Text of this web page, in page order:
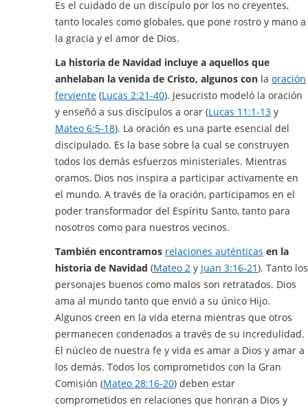
Es el cuidado de un discípulo por los no creyentes,
tanto locales como globales, que pone rostro y mano a
la gracia y el amor de Dios.
La historia de Navidad incluye a aquellos que
anhelaban la venida de Cristo, algunos con la oración
ferviente (Lucas 2:21-40). Jesucristo modeló la oración
y enseñó a sus discípulos a orar (Lucas 11:1-13 y
Mateo 6:5-18). La oración es una parte esencial del
discipulado. Es la base sobre la cual se construyen
todos los demás esfuerzos ministeriales. Mientras
oramos, Dios nos inspira a participar activamente en
el mundo. A través de la oración, participamos en el
poder transformador del Espíritu Santo, tanto para
nosotros como para nuestros vecinos.
También encontramos relaciones auténticas en la
historia de Navidad (Mateo 2 y Juan 3:16-21). Tanto los
personajes buenos como malos son retratados. Dios
ama al mundo tanto que envió a su único Hijo.
Algunos creen en la vida eterna mientras que otros
permanecen condenados a través de su incredulidad.
El núcleo de nuestra fe y vida es amar a Dios y amar a
los demás. Todos los comprometidos con la Gran
Comisión (Mateo 28:16-20) deben estar
comprometidos en relaciones que honran a Dios y